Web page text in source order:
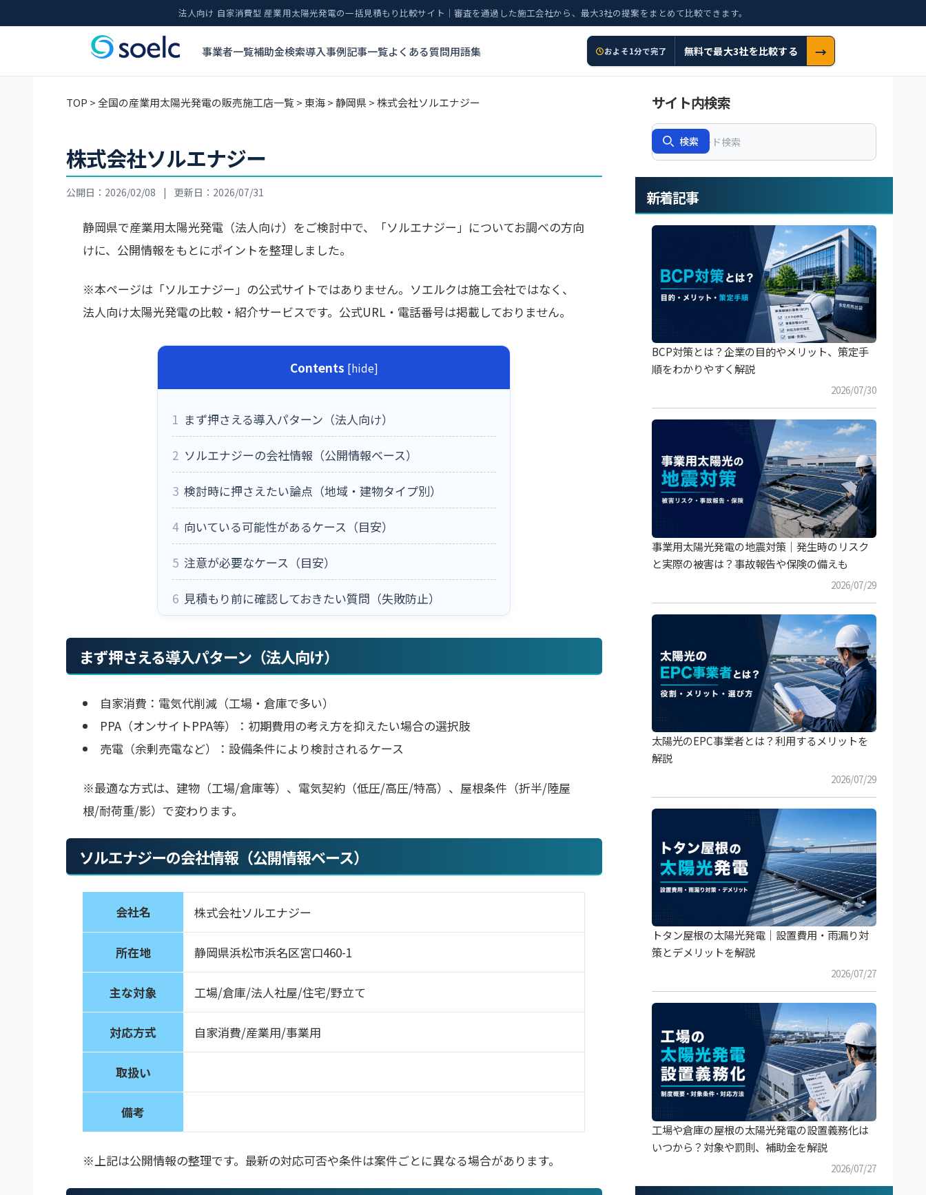
法人向け 自家消費型 産業用太陽光発電の一括見積もり比較サイト｜審査を通過した施工会社から、最大3社の提案をまとめて比較できます。
事業者一覧補助金検索導入事例記事一覧よくある質問用語集 およそ1分で完了 無料で最大3社を比較する →
TOP >全国の産業用太陽光発電の販売施工店一覧 > 東海>静岡県> 株式会社ソルエナジー
株式会社ソルエナジー
公開日：2026/02/08 | 更新日：2026/07/31
静岡県で産業用太陽光発電（法人向け）をご検討中で、「ソルエナジー」についてお調べの方向
けに、公開情報をもとにポイントを整理しました。
※本ページは「ソルエナジー」の公式サイトではありません。ソエルクは施工会社ではなく、
法人向け太陽光発電の比較・紹介サービスです。公式URL・電話番号は掲載しておりません。
Contents [hide]
1 まず押さえる導入パターン（法人向け）
2 ソルエナジーの会社情報（公開情報ベース）
3 検討時に押さえたい論点（地域・建物タイプ別）
4 向いている可能性があるケース（目安）
5 注意が必要なケース（目安）
6 見積もり前に確認しておきたい質問（失敗防止）
まず押さえる導入パターン（法人向け）
自家消費：電気代削減（工場・倉庫で多い）
PPA（オンサイトPPA等）：初期費用の考え方を抑えたい場合の選択肢
売電（余剰売電など）：設備条件により検討されるケース
※最適な方式は、建物（工場/倉庫等）、電気契約（低圧/高圧/特高）、屋根条件（折半/陸屋
根/耐荷重/影）で変わります。
ソルエナジーの会社情報（公開情報ベース）
会社名 株式会社ソルエナジー
所在地 静岡県浜松市浜名区宮口460-1
主な対象 工場/倉庫/法人社屋/住宅/野立て
対応方式 自家消費/産業用/事業用
取扱い
備考
※上記は公開情報の整理です。最新の対応可否や条件は案件ごとに異なる場合があります。
サイト内検索
Search
検索
新着記事
BCP対策とは？企業の目的やメリット、策定手
順をわかりやすく解説
2026/07/30
事業用太陽光発電の地震対策｜発生時のリスク
と実際の被害は？事故報告や保険の備えも
2026/07/29
太陽光のEPC事業者とは？利用するメリットを
解説
2026/07/29
トタン屋根の太陽光発電｜設置費用・雨漏り対
策とデメリットを解説
2026/07/27
工場や倉庫の屋根の太陽光発電の設置義務化は
いつから？対象や罰則、補助金を解説
2026/07/27